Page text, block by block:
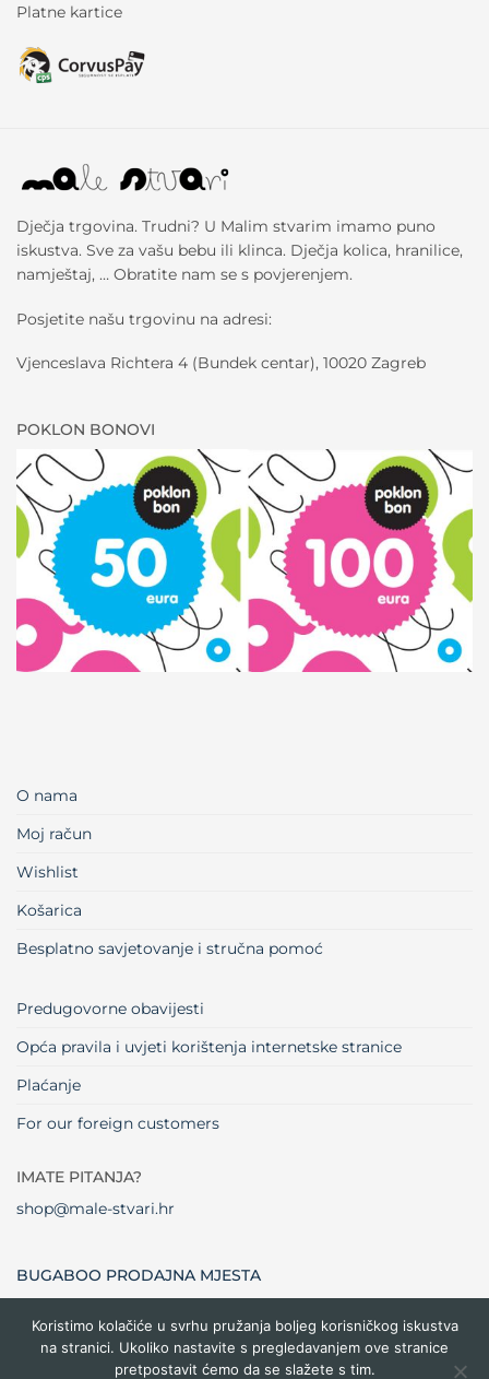
Platne kartice
Dječja trgovina. Trudni? U Malim stvarim imamo puno
iskustva. Sve za vašu bebu ili klinca. Dječja kolica, hranilice,
namještaj, … Obratite nam se s povjerenjem.
Posjetite našu trgovinu na adresi:
Vjenceslava Richtera 4 (Bundek centar), 10020 Zagreb
POKLON BONOVI
O nama
Moj račun
Wishlist
Košarica
Besplatno savjetovanje i stručna pomoć
Predugovorne obavijesti
Opća pravila i uvjeti korištenja internetske stranice
Plaćanje
For our foreign customers
IMATE PITANJA?
shop@male-stvari.hr
BUGABOO PRODAJNA MJESTA
Visa MasterCardMaestro Dinners Credit
Cash
Koristimo kolačiće u svrhu pružanja boljeg korisničkog iskustva
na stranici. Ukoliko nastavite s pregledavanjem ove stranice
pretpostavit ćemo da se slažete s tim.